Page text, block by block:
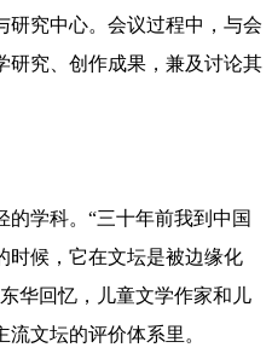
研究中心。会议过程中，与会
研究、创作成果，兼及讨论其
学科。“三十年前我到中国
时候，它在文坛是被边缘化
华回忆，儿童文学作家和儿
文坛的评价体系里。